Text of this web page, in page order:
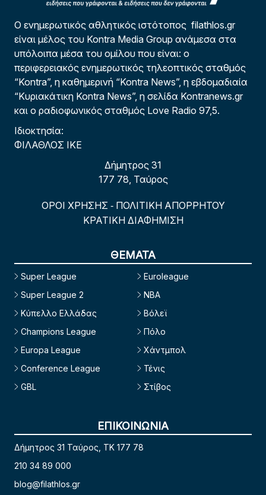
Ο ενημερωτικός αθλητικός ιστότοπος filathlos.gr
είναι μέλος του Kontra Media Group ανάμεσα στα
υπόλοιπα μέσα του ομίλου που είναι: ο
περιφερειακός ενημερωτικός τηλεοπτικός σταθμός
“Kontra”, η καθημερινή “Kontra News”, η εβδομαδιαία
“Κυριακάτικη Kontra News”, η σελίδα Kontranews.gr
και ο ραδιοφωνικός σταθμός Love Radio 97,5.
Ιδιοκτησία:
ΦΙΛΑΘΛΟΣ ΙΚΕ
Δήμητρος 31
177 78, Ταύρος
ΟΡΟΙ ΧΡΗΣΗΣ - ΠΟΛΙΤΙΚΗ ΑΠΟΡΡΗΤΟΥ
ΚΡΑΤΙΚΗ ΔΙΑΦΗΜΙΣΗ
ΘΕΜΑΤΑ
Super League
Super League 2
Κύπελλο Ελλάδας
Champions League
Europa League
Conference League
GBL
Euroleague
NBA
Βόλεϊ
Πόλο
Χάντμπολ
Τένις
Στίβος
ΕΠΙΚΟΙΝΩΝΙΑ
Δήμητρος 31 Ταύρος, TK 177 78
210 34 89 000
blog@filathlos.gr